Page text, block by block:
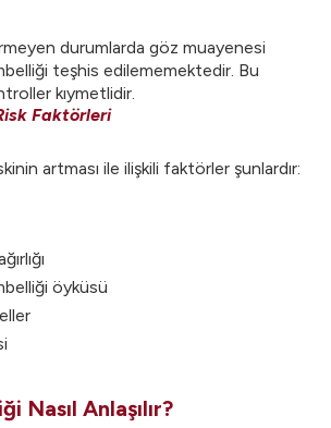
durumlarda göz muayenesi
teşhis edilememektedir. Bu
kıymetlidir.
Faktörleri
artması ile ilişkili faktörler şunlardır:
öyküsü
Nasıl Anlaşılır?